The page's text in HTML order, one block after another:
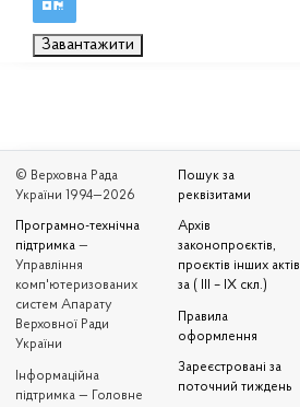
Завантажити
© Верховна Рада
України 1994—2026
Програмно-технічна
підтримка —
Управління
комп'ютеризованих
систем Апарату
Верховної Ради
України
Iнформаційна
підтримка — Головне
Пошук за
реквізитами
Архів
законопроєктів,
проєктів інших актів
за ( III – IX скл.)
Правила
оформлення
Зареєстровані за
поточний тиждень